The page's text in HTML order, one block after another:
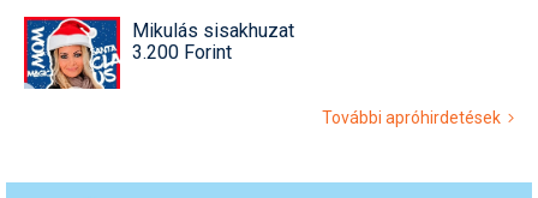
Mikulás sisakhuzat
3.200 Forint
További apróhirdetések